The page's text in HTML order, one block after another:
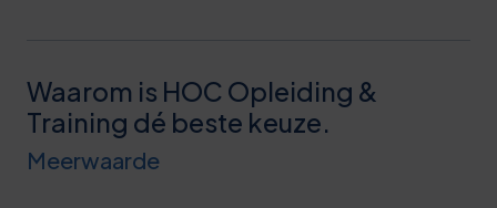
Waarom is HOC Opleiding &
Training dé beste keuze.
Meerwaarde